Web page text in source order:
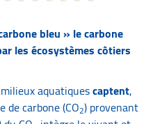
bleu » le carbone
les écosystèmes côtiers
aquatiquescaptent,
carbone (CO2) provenant